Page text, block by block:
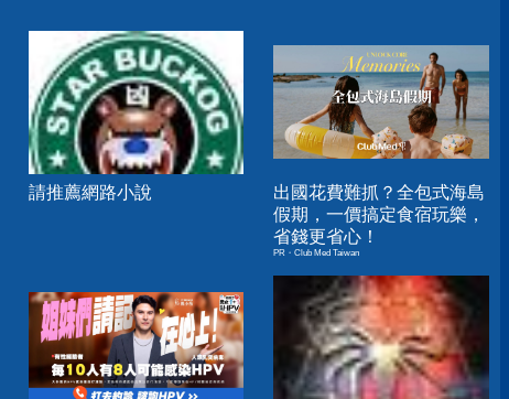
請推薦網路小說
出國花費難抓？全包式海島
假期，一價搞定食宿玩樂，
省錢更省心！
PR・Club Med Taiwan